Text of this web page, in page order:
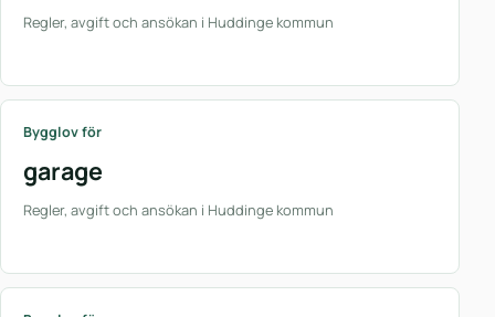
Regler, avgift och ansökan i Huddinge kommun
Bygglov för
garage
Regler, avgift och ansökan i Huddinge kommun